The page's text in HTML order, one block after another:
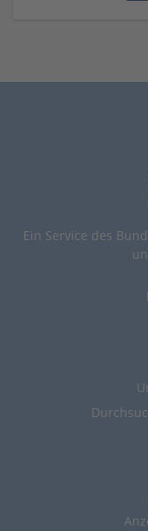
Ein Service des